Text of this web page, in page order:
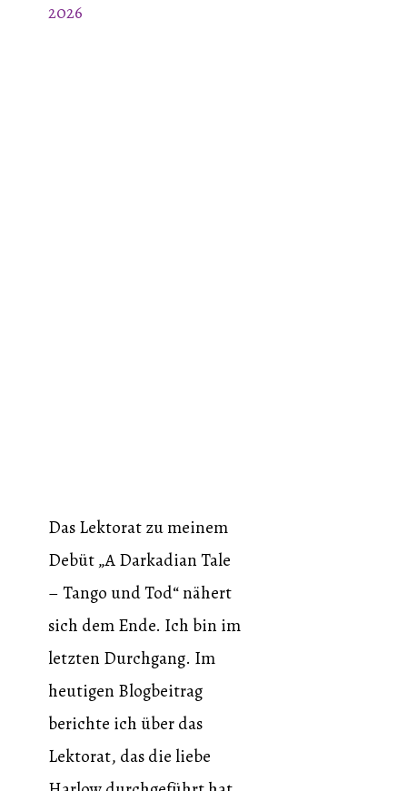
2026
Das Lektorat zu meinem
Debüt „A Darkadian Tale
– Tango und Tod“ nähert
sich dem Ende. Ich bin im
letzten Durchgang. Im
heutigen Blogbeitrag
berichte ich über das
Lektorat, das die liebe